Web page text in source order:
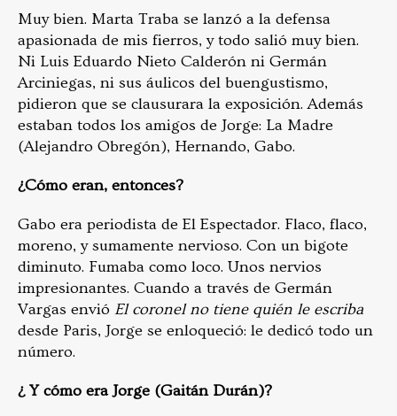
Muy bien. Marta Traba se lanzó a la defensa
apasionada de mis fierros, y todo salió muy bien.
Ni Luis Eduardo Nieto Calderón ni Germán
Arciniegas, ni sus áulicos del buengustismo,
pidieron que se clausurara la exposición. Además
estaban todos los amigos de Jorge: La Madre
(Alejandro Obregón), Hernando, Gabo.
¿Cómo eran, entonces?
Gabo era periodista de El Espectador. Flaco, flaco,
moreno, y sumamente nervioso. Con un bigote
diminuto. Fumaba como loco. Unos nervios
impresionantes. Cuando a través de Germán
Vargas envió El coronel no tiene quién le escriba
desde Paris, Jorge se enloqueció: le dedicó todo un
número.
¿ Y cómo era Jorge (Gaitán Durán)?